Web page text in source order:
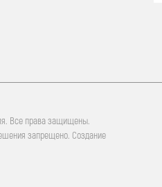
Все права защищены.
запрещено. Создание